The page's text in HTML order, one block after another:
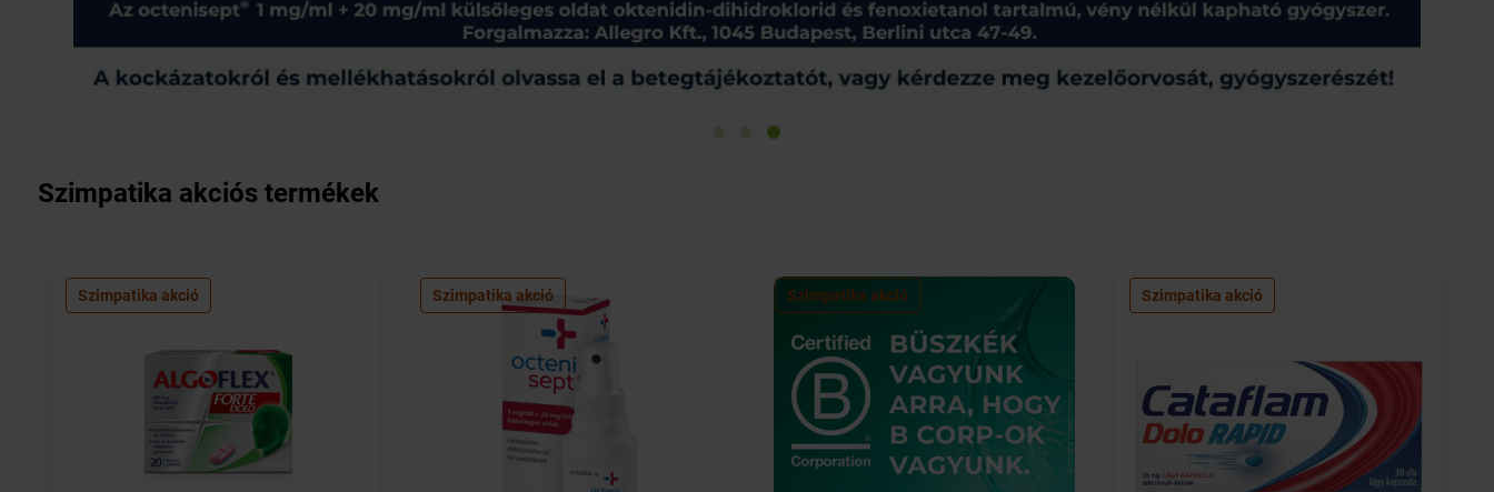
Szimpatika akciós termékek
Szimpatika akció Szimpatika akció Szimpatika akció Szimpatika akció